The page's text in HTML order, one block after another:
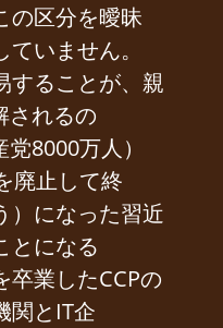
の区分を曖昧
ていません。
することが、親
されるの
8000万人）
廃止して終
）になった習近
とになる
卒業したCCPの
関とIT企